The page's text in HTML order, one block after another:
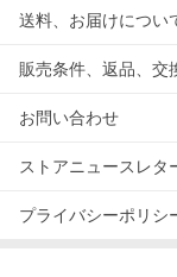
送料、お届けについ
販売条件、返品、交
お問い合わせ
ストアニュースレタ
プライバシーポリシ